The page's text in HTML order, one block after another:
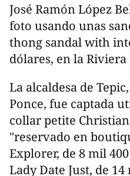
José Ramón López
foto usando unas
thong sandal with
dólares, en la Riviera
La alcaldesa de
Ponce, fue captada
collar petite
"reservado en
Explorer, de 8 mil
Lady Date Just, de